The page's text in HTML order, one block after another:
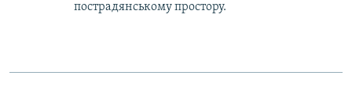
пострадянському простору.